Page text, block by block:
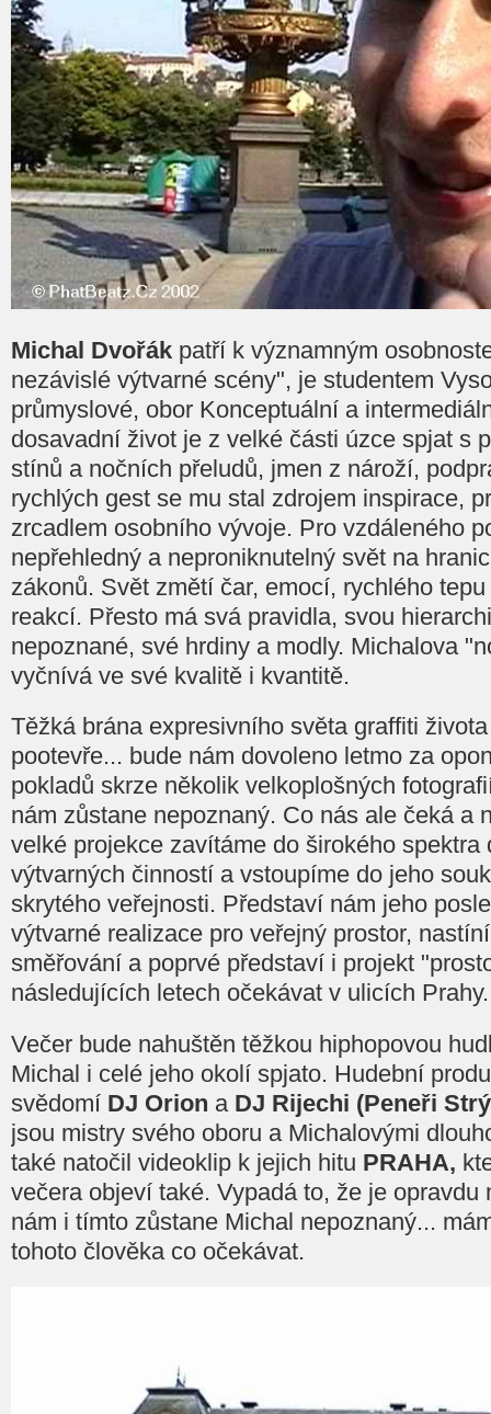
Michal Dvořák patří k významným
nezávislé výtvarné scény", je studentem
průmyslové, obor Konceptuální a
dosavadní život je z velké části úzce spjat s
stínů a nočních přeludů, jmen z nároží,
rychlých gest se mu stal zdrojem inspirace,
zrcadlem osobního vývoje. Pro vzdáleného
nepřehledný a neproniknutelný svět na
zákonů. Svět změtí čar, emocí, rychlého
reakcí. Přesto má svá pravidla, svou
nepoznané, své hrdiny a modly. Michalova
vyčnívá ve své kvalitě i kvantitě.
Těžká brána expresivního světa graffiti
pootevře... bude nám dovoleno letmo za
pokladů skrze několik velkoplošných
nám zůstane nepoznaný. Co nás ale čeká a
velké projekce zavítáme do širokého
výtvarných činností a vstoupíme do jeho
skrytého veřejnosti. Představí nám jeho
výtvarné realizace pro veřejný prostor,
směřování a poprvé představí i projekt
následujících letech očekávat v ulicích Prahy.
Večer bude nahuštěn těžkou hiphopovou
Michal i celé jeho okolí spjato. Hudební
svědomí DJ Orion a DJ Rijechi (Peneři
jsou mistry svého oboru a Michalovými
také natočil videoklip k jejich hitu PRAHA,
večera objeví také. Vypadá to, že je opravdu
nám i tímto zůstane Michal nepoznaný...
tohoto člověka co očekávat.